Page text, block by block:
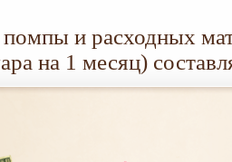
и расходных
на 1 месяц)